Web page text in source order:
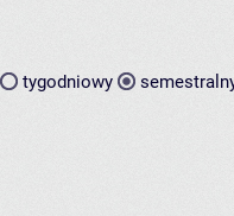
tygodniowy